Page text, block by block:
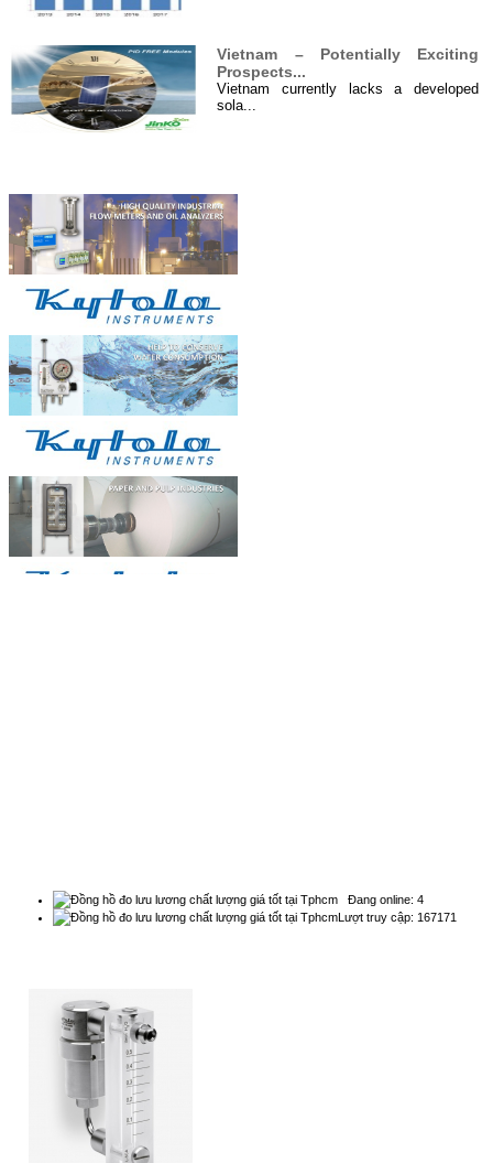
Vietnam – Potentially Exciting
Prospects...
Vietnam currently lacks a developed
sola...
Hệ thống cung cấp điện năng lượng mặt
tr...
I. Đôi điều về xử lý nước thải ...
OILCOL giám sát chất lượng dầu
tản nhiệ...
nhiệt,...
Đang online: 4
Lượt truy cập: 167171